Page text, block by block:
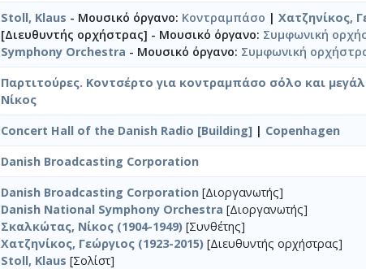
Stoll, Klaus - Μουσικό όργανο: Κοντραμπάσο | Χατζηνίκος,
[Διευθυντής ορχήστρας] - Μουσικό όργανο: Συμφωνική
Symphony Orchestra - Μουσικό όργανο: Συμφωνική
Παρτιτούρες. Κοντσέρτο για κοντραμπάσο σόλο και
Νίκος
Concert Hall of the Danish Radio [Building] | Copenhagen
Danish Broadcasting Corporation
Danish Broadcasting Corporation [Διοργανωτής]
Danish National Symphony Orchestra [Διοργανωτής]
Σκαλκώτας, Νίκος (1904-1949) [Συνθέτης]
Χατζηνίκος, Γεώργιος (1923-2015) [Διευθυντής ορχήστρας]
Stoll, Klaus [Σολίστ]